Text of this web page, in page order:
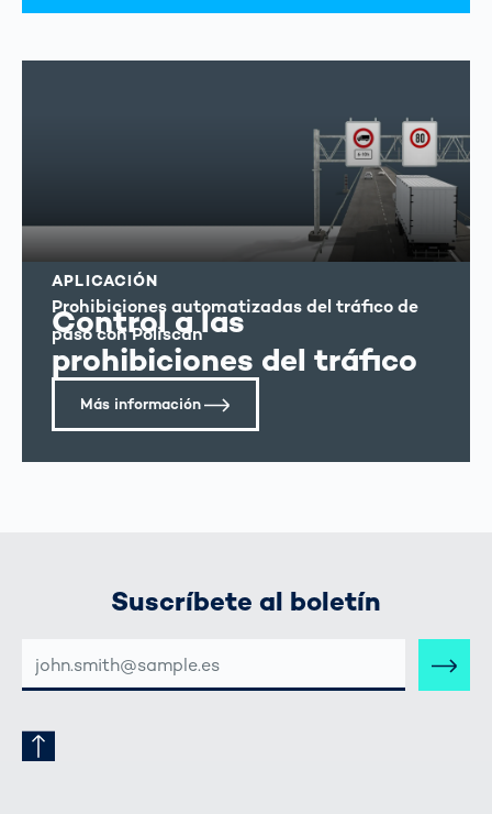
APLICACIÓN
Control a las
prohibiciones del tráfico
Prohibiciones automatizadas del tráfico de
paso con Poliscan
Más información
Suscríbete al boletín
CORREO